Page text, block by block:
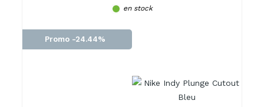
en stock
Promo -24.44%